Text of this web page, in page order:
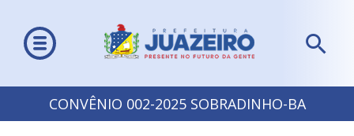
CONVÊNIO 002-2025 SOBRADINHO-BA